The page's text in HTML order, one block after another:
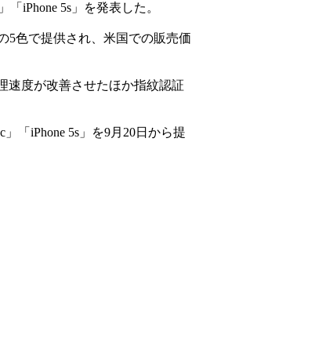
iPhone 5s」を発表した。
5色で提供され、米国での販売価
速度が改善させたほか指紋認証
「iPhone 5s」を9月20日から提